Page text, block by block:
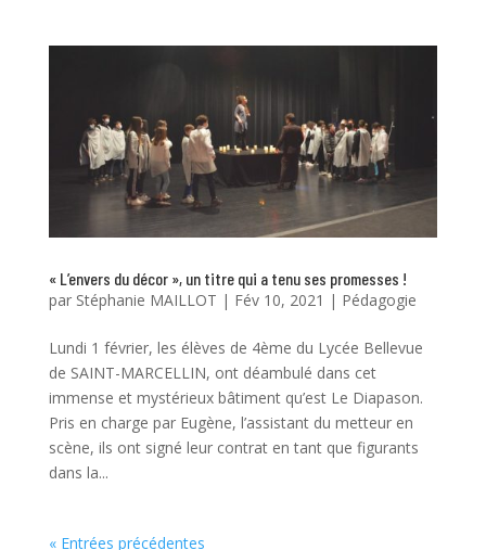
« L’envers du décor », un titre qui a tenu ses promesses !
par Stéphanie MAILLOT | Fév 10, 2021 | Pédagogie
Lundi 1 février, les élèves de 4ème du Lycée Bellevue
de SAINT-MARCELLIN, ont déambulé dans cet
immense et mystérieux bâtiment qu’est Le Diapason.
Pris en charge par Eugène, l’assistant du metteur en
scène, ils ont signé leur contrat en tant que figurants
dans la...
« Entrées précédentes